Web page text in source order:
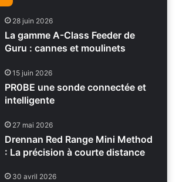
28 juin 2026
La gamme A-Class Feeder de
Guru : cannes et moulinets
15 juin 2026
PR0BE une sonde connectée et
intelligente
27 mai 2026
Drennan Red Range Mini Method
: La précision à courte distance
30 avril 2026